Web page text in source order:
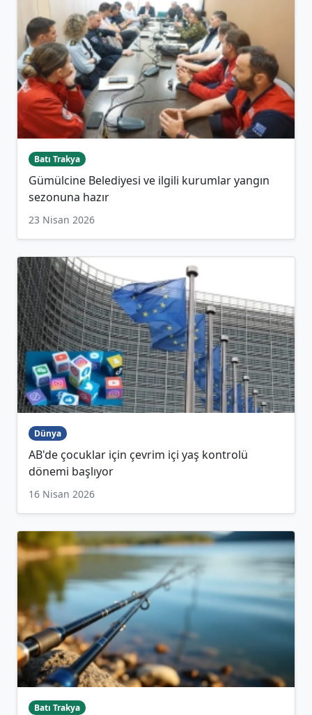
Batı Trakya
Gümülcine Belediyesi ve ilgili kurumlar yangın
sezonuna hazır
23 Nisan 2026
Dünya
AB'de çocuklar için çevrim içi yaş kontrolü
dönemi başlıyor
16 Nisan 2026
Batı Trakya